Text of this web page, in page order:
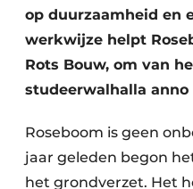
op duurzaamheid en
werkwijze helpt
Rots Bouw, om van
studeerwalhalla anno
Roseboom is geen
jaar geleden begon
het grondverzet. Het